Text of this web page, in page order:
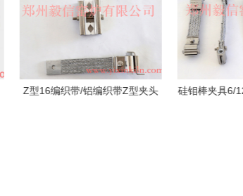
硅钼棒夹具6/12/9/18硅钼棒连接
20/25/30/35/
不锈